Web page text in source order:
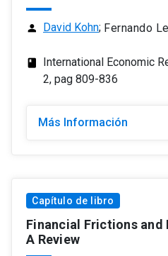
person David Kohn; Fernando
class
International Economic
2, pag 809-836
Más Información
Capítulo de libro
Financial Frictions
A Review